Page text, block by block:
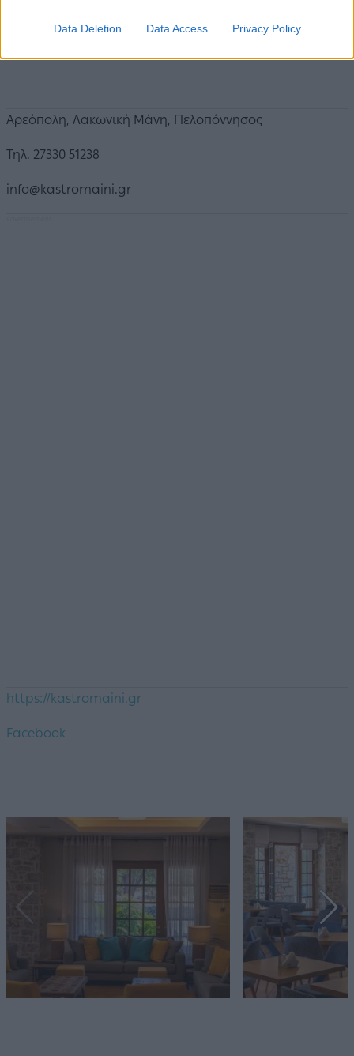
Data Deletion Data Access Privacy Policy
Αρεόπολη, Λακωνική Μάνη, Πελοπόννησος
Τηλ. 27330 51238
info@kastromaini.gr
https://kastromaini.gr
Facebook